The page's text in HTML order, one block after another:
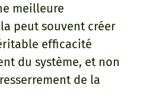
meilleure
peut souvent créer
efficacité
du système, et non
de la